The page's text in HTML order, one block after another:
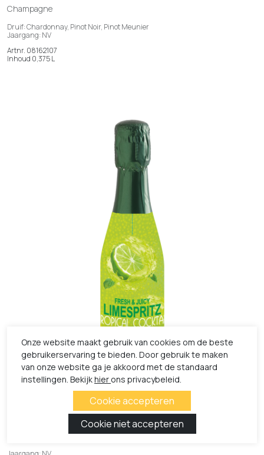
Champagne
Druif: Chardonnay, Pinot Noir, Pinot Meunier
Jaargang: NV
Artnr. 08162107
Inhoud 0,375 L
Bottega Lime Spritz
Overige mousserende wijn
Onze website maakt gebruik van cookies om de beste
gebruikerservaring te bieden. Door gebruik te maken
van onze website ga je akkoord met de standaard
instellingen. Bekijkhier ons privacybeleid.